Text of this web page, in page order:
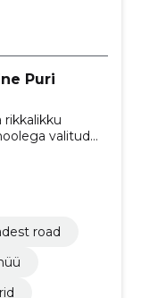
Puri
valitud
külastajatele
unikaalset
road